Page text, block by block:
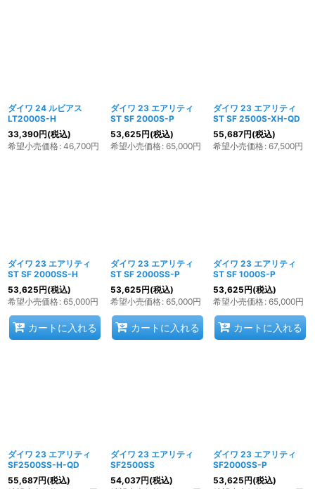
ダイワ 24 ルビアス
LT2000S-H
33,390円(税込)
希望小売価格: 46,700円
ダイワ 23 エアリティ
ST SF 2000S-P
53,625円(税込)
希望小売価格: 65,000円
ダイワ 23 エアリティ
ST SF 2500S-XH-QD
55,687円(税込)
希望小売価格: 67,500円
ダイワ 23 エアリティ
ST SF 2000SS-H
53,625円(税込)
希望小売価格: 65,000円
カートに入れる
ダイワ 23 エアリティ
ST SF 2000SS-P
53,625円(税込)
希望小売価格: 65,000円
カートに入れる
ダイワ 23 エアリティ
ST SF 1000S-P
53,625円(税込)
希望小売価格: 65,000円
カートに入れる
ダイワ 23 エアリティ
SF2500SS-H-QD
55,687円(税込)
ダイワ 23 エアリティ
SF2500SS
54,037円(税込)
ダイワ 23 エアリティ
SF2000SS-P
53,625円(税込)